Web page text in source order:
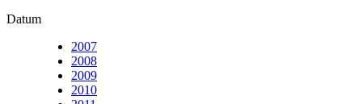
Datum
2007
2008
2009
2010